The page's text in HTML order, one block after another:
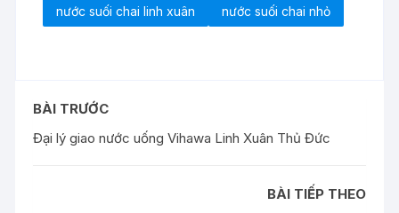
nước suối chai linh xuân
nước suối chai nhỏ
BÀI TRƯỚC
Đại lý giao nước uống Vihawa Linh Xuân Thủ Đức
BÀI TIẾP THEO